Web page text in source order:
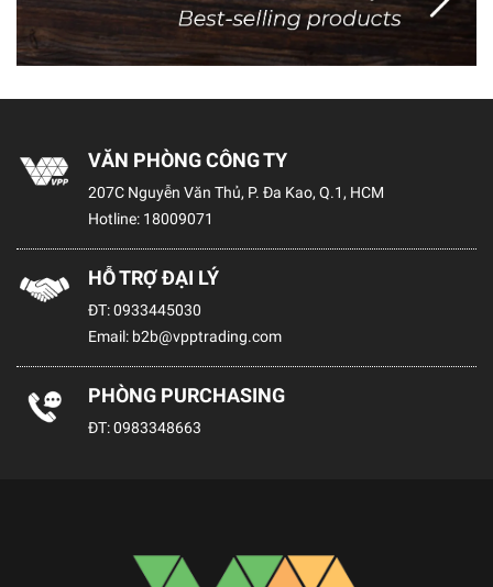
VĂN PHÒNG CÔNG TY
207C Nguyễn Văn Thủ, P. Đa Kao, Q.1, HCM
Hotline: 18009071
HỖ TRỢ ĐẠI LÝ
ĐT:0933445030
Email: b2b@vpptrading.com
PHÒNG PURCHASING
ĐT:0983348663